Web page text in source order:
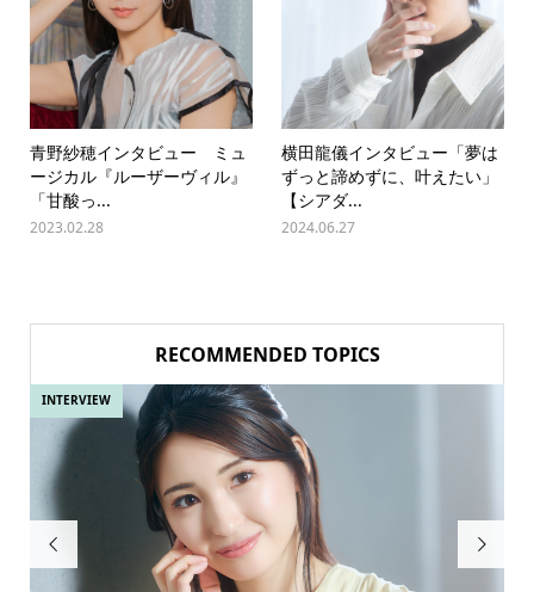
青野紗穂インタビュー ミュ
ージカル『ルーザーヴィル』
「甘酸っ...
2023.02.28
横田龍儀インタビュー「夢は
ずっと諦めずに、叶えたい」
【シアダ...
2024.06.27
RECOMMENDED TOPICS
 